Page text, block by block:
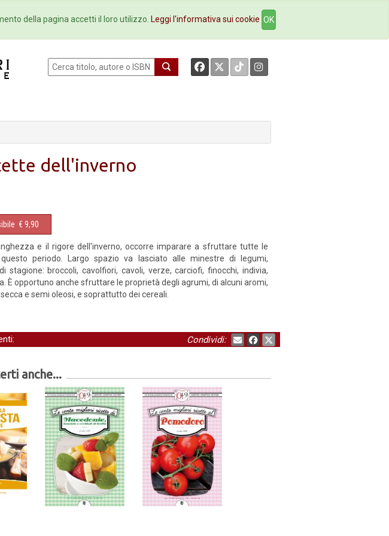
Newsletter Ebookstore Contatti
dell'inverno
€ 9,90
e il rigore dell'inverno, occorre imparare a sfruttare tutte le
periodo. Largo spazio va lasciato alle minestre di legumi,
broccoli, cavolfiori, cavoli, verze, carciofi, finocchi, indivia,
È opportuno anche sfruttare le proprietà degli agrumi, di alcuni aromi,
e semi oleosi, e soprattutto dei cereali.
Condividi:
anche...
della pagina accetti il loro utilizzo. Leggi l'informativa sui cookie OK